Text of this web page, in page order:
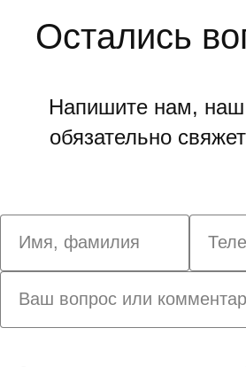
Остались
Напишите нам,
обязательно